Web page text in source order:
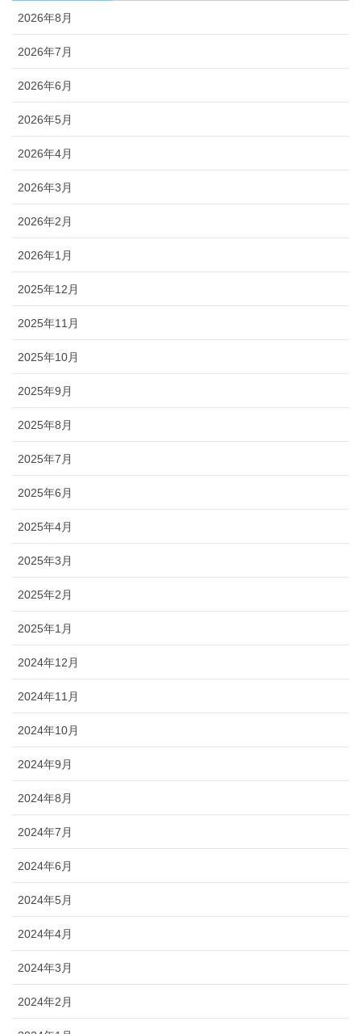
2026年8月
2026年7月
2026年6月
2026年5月
2026年4月
2026年3月
2026年2月
2026年1月
2025年12月
2025年11月
2025年10月
2025年9月
2025年8月
2025年7月
2025年6月
2025年4月
2025年3月
2025年2月
2025年1月
2024年12月
2024年11月
2024年10月
2024年9月
2024年8月
2024年7月
2024年6月
2024年5月
2024年4月
2024年3月
2024年2月